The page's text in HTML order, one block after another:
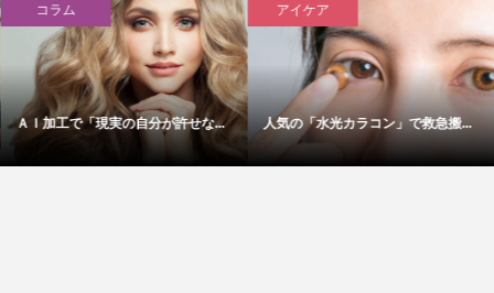
コラム
ＡＩ加工で「現実の自分が許せな...
アイケア
人気の「水光カラコン」で救急搬...